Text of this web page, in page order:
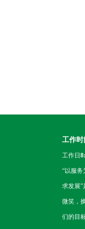
工作时
工作日
“以服
求发展”
微笑，
们的目